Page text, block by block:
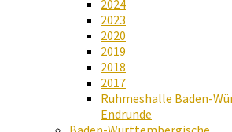
2024
2023
2020
2019
2018
2017
Ruhmeshalle Baden-
Endrunde